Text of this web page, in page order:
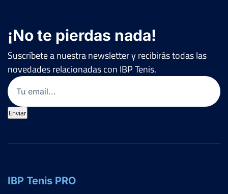
¡No te pierdas nada!
Suscríbete a nuestra newsletter y recibirás todas las
novedades relacionadas con IBP Tenis.
Email
Enviar
IBP Tenis PRO